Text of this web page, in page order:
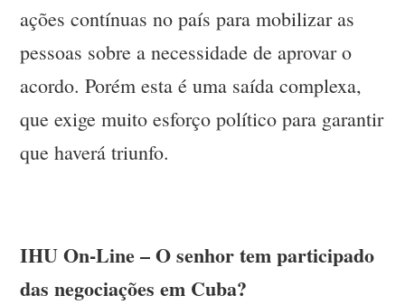
ações contínuas no país para mobilizar as
pessoas sobre a necessidade de aprovar o
acordo. Porém esta é uma saída complexa,
que exige muito esforço político para garantir
que haverá triunfo.
IHU On-Line – O senhor tem participado
das negociações em Cuba?